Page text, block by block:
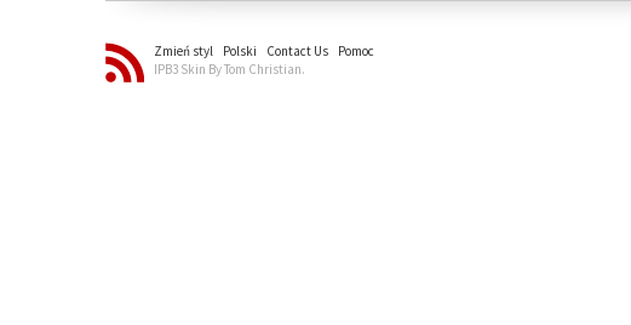
Zmień styl Polski Contact Us
Pomoc
IPB3 Skin By Tom Christian.